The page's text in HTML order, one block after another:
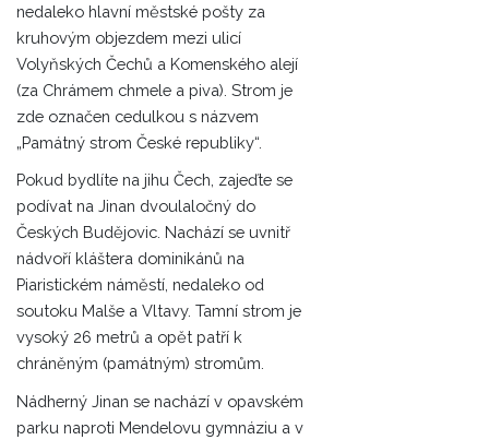
nedaleko hlavní městské pošty za
kruhovým objezdem mezi ulicí
Volyňských Čechů a Komenského alejí
(za Chrámem chmele a piva). Strom je
zde označen cedulkou s názvem
„Památný strom České republiky“.
Pokud bydlíte na jihu Čech, zajeďte se
podívat na Jinan dvoulaločný do
Českých Budějovic. Nachází se uvnitř
nádvoří kláštera dominikánů na
Piaristickém náměstí, nedaleko od
soutoku Malše a Vltavy. Tamní strom je
vysoký 26 metrů a opět patří k
chráněným (památným) stromům.
Nádherný Jinan se nachází v opavském
parku naproti Mendelovu gymnáziu a v